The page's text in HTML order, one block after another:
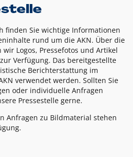
finden Sie wichtige Informationen
rund um die AKN. Über die
Logos, Pressefotos und Artikel
Verfügung. Das bereitgestellte
Berichterstattung im
verwendet werden. Sollten Sie
oder individuelle Anfragen
Pressestelle gerne.
Anfragen zu Bildmaterial stehen